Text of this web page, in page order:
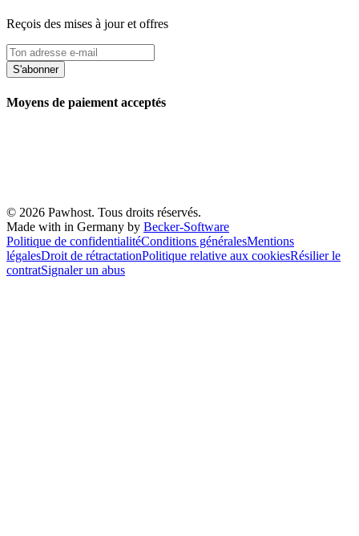
Reçois des mises à jour et offres
S'abonner
Moyens de paiement acceptés
© 2026 Pawhost. Tous droits réservés.
Made with in Germany by Becker-Software
Politique de confidentialitéConditions généralesMentions
légalesDroit de rétractationPolitique relative aux cookiesRésilier le
contratSignaler un abus